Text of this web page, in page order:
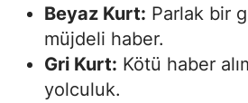
Beyaz Kurt: Parlak bir
müjdeli haber.
Gri Kurt: Kötü haber
yolculuk.